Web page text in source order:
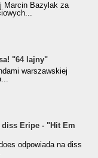
Marcin Bazylak za
"64 lajny"
warszawskiej
diss Eripe - "Hit Em
odpowiada na diss